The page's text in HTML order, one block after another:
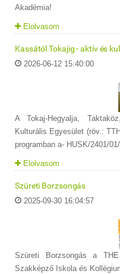
Akadémia!
Elolvasom
Kassától Tokajig - aktív és
2026-06-12 15:40:00
A Tokaj-Hegyalja,
Kulturális Egyesület (röv.:
programban a- HUSK/2401/
Elolvasom
Szüreti Borzsongás
2025-09-30 16:04:57
Szüreti Borzsongás a THE
Szakképző Iskola és